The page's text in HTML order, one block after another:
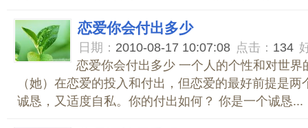
恋爱你会付出多少
日期： 2010-08-17 10:07:08 点击： 134
恋爱你会付出多少 一个人的个性和对世界
（她）在恋爱的投入和付出，但恋爱的最好前提是两
诚恳，又适度自私。你的付出如何？ 你是一个诚恳...